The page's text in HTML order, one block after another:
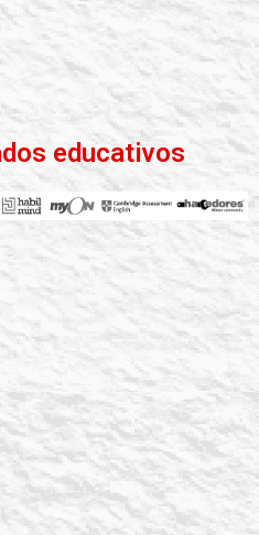
educativos